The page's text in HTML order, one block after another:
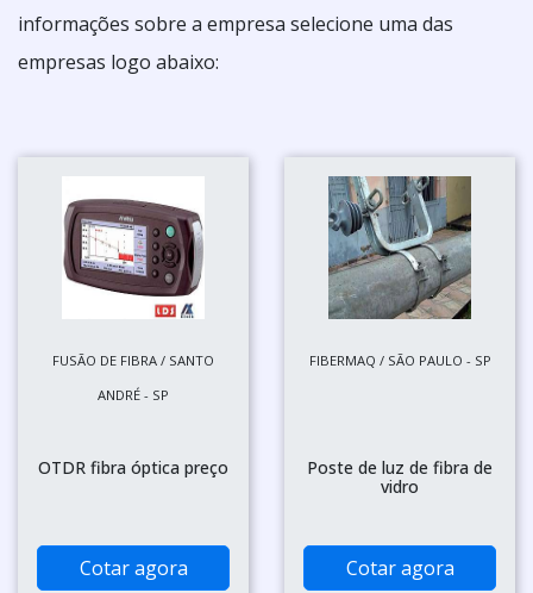
informações sobre a empresa selecione uma das
empresas logo abaixo:
FUSÃO DE FIBRA / SANTO
ANDRÉ - SP
OTDR fibra óptica preço
Cotar agora
FIBERMAQ / SÃO PAULO - SP
Poste de luz de fibra de
vidro
Cotar agora